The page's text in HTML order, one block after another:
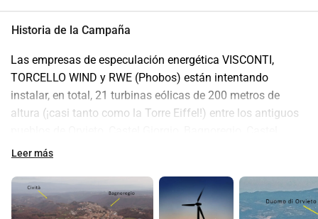
Historia de la Campaña
Las empresas de especulación energética VISCONTI,
TORCELLO WIND y RWE (Phobos) están intentando
instalar, en total, 21 turbinas eólicas de 200 metros de
altura (¡casi tanto como la Torre Eiffel!) entre los antiguos
Viscardo, Bolsena y Montefiascone en Umbría y Lacio, un
foto, han propuesto una turbina eólica a menos de 120
metros de una pista de aterrizaje en Castel Viscardo. ¡Todo
Leer más